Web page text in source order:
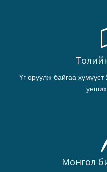
Үг оруулж байгаа
Монгол